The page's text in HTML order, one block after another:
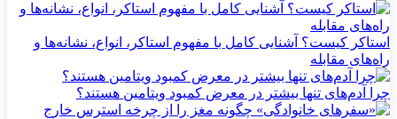
استاکر کیست؟ آشنایی کامل با مفهوم استاکر، انواع، نشانه‌ها و
راه‌های مقابله
چرا آدم‌های تنها بیشتر در معرض کمبود ویتامین هستند؟